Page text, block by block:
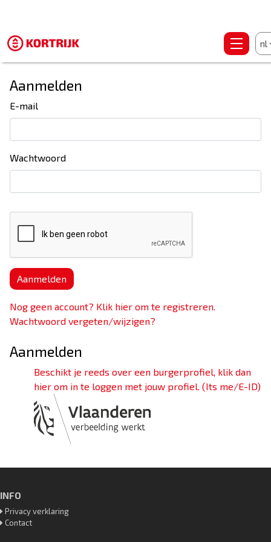
nl
Aanmelden
E-mail
Wachtwoord
Aanmelden
Nog geen account? Klik hier om te registreren.
Wachtwoord vergeten/wijzigen?
Aanmelden
Beschikt je reeds over een burgerprofiel, klik dan
hier om in te loggen met jouw profiel. (Its me/E-ID)
INFO
Privacy verklaring
Contact